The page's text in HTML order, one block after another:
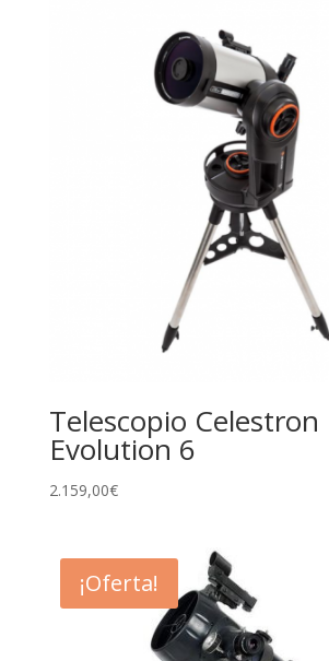
Telescopio
Evolution 6
2.159,00€
¡Oferta!